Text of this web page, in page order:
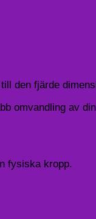
den fjärde
omvandling av
fysiska kropp.